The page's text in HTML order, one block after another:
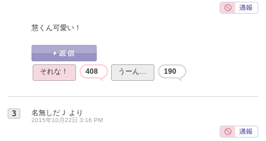
慧くん可愛い！
それな！ 408 うーん… 190
3 名無しだＪ より
2015年10月22日 3:16 PM